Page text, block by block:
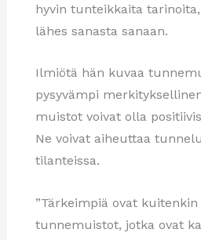
hyvin tunteikkaita
lähes sanasta sanaan.
Ilmiötä hän kuvaa
pysyvämpi
muistot voivat olla
Ne voivat aiheuttaa
tilanteissa.
”Tärkeimpiä ovat
tunnemuistot, jotka ovat